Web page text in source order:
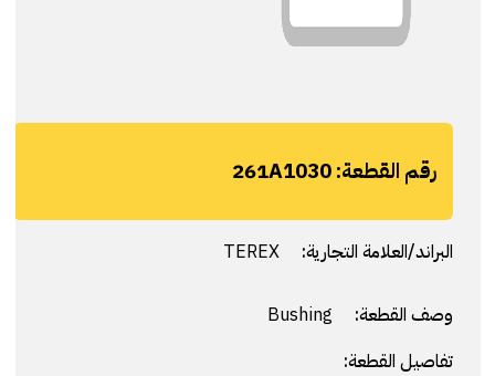
رقم القطعة:261A1030
البراند/العلامة التجارية: TEREX
وصف القطعة:
تفاصيل القطعة: